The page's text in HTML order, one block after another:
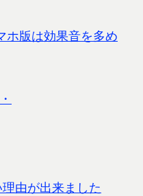
ホ版は効果音を多め
由が出来ました